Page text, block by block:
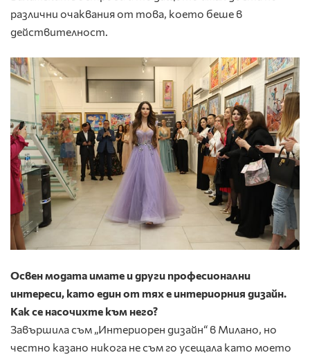
различни очаквания от това, което беше в
действителност.
Освен модата имате и други професионални
интереси, като един от тях е интериорния дизайн.
Как се насочихте към него?
Завършила съм „Интериорен дизайн“ в Милано, но
честно казано никога не съм го усещала като моето